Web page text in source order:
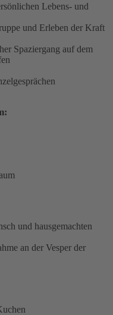
Lebens- und
und Erleben der Kraft
Spaziergang auf dem
und hausgemachten
an der Vesper der